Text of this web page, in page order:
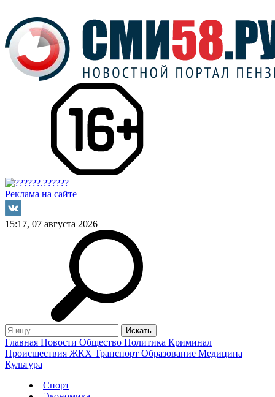
Реклама на сайте
15:17, 07 августа 2026
Главная Новости Общество Политика Криминал
Происшествия ЖКХ Транспорт Образование Медицина
Культура
Спорт